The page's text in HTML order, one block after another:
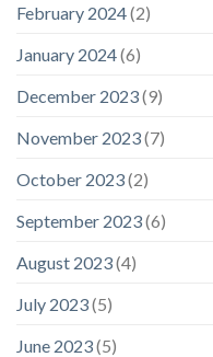
February 2024(2)
January 2024(6)
December 2023(9)
November 2023(7)
October 2023(2)
September 2023(6)
August 2023(4)
July 2023(5)
June 2023(5)